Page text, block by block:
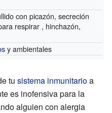
con picazón, secreción
respirar , hinchazón,
y ambientales
tu sistema inmunitarioa
es inofensiva para la
alguien con alergia